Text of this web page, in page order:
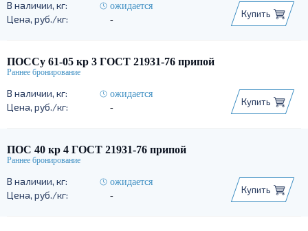
ожидается
-
Купить
ПОССу 61-05 кр 3 ГОСТ 21931-76 припой
ожидается
-
Купить
ПОС 40 кр 4 ГОСТ 21931-76 припой
ожидается
-
Купить